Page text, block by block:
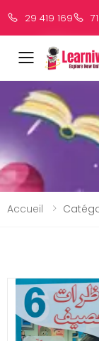
29 419 169
Accueil